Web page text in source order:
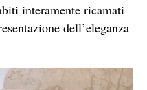
interamente ricamati
dell’eleganza